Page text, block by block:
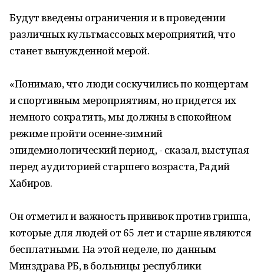
Будут введены ограничения и в проведении
различных культмассовых мероприятий, что
станет вынужденной мерой.
«Понимаю, что люди соскучились по концертам
и спортивным мероприятиям, но придется их
немного сократить, мы должны в спокойном
режиме пройти осенне-зимний
эпидемиологический период, - сказал, выступая
перед аудиторией старшего возраста, Радий
Хабиров.
Он отметил и важность прививок против гриппа,
которые для людей от 65 лет и старше являются
бесплатными. На этой неделе, по данным
Минздрава РБ, в больницы республики